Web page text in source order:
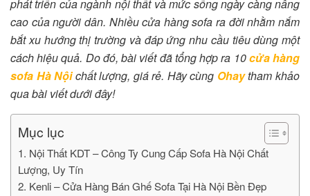
phát triển của ngành nội thất và mức sống ngày càng nâng
cao của người dân. Nhiều cửa hàng sofa ra đời nhằm nắm
bắt xu hướng thị trường và đáp ứng nhu cầu tiêu dùng một
cách hiệu quả. Do đó, bài viết đã tổng hợp ra 10cửa hàng
sofa Hà Nộichất lượng, giá rẻ. Hãy cùng Ohaytham khảo
qua bài viết dưới đây!
Mục lục
1. Nội Thất KDT – Công Ty Cung Cấp Sofa Hà Nội Chất
Lượng, Uy Tín
2. Kenli – Cửa Hàng Bán Ghế Sofa Tại Hà Nội Bền Đẹp